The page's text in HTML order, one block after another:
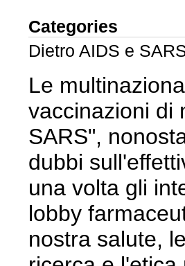
Categories
Dietro AIDS e
Le
vaccinazioni di
SARS",
dubbi
una volta gli
lobby
nostra salute,